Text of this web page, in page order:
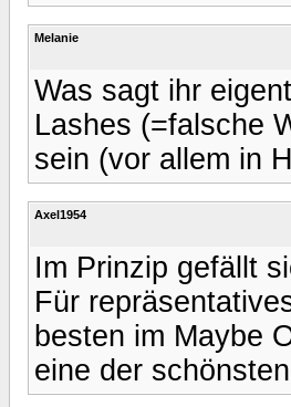
Melanie
Was sagt ihr
Lashes (=falsche
sein (vor allem in
Axel1954
Im Prinzip gefällt
Für
besten im Maybe
eine der